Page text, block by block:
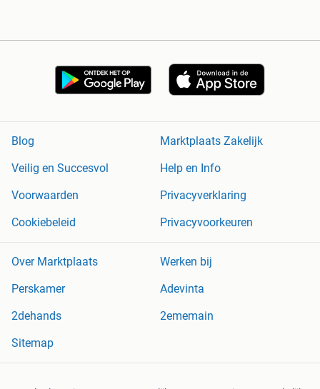
Blog
Marktplaats Zakelijk
Veilig en Succesvol
Help en Info
Voorwaarden
Privacyverklaring
Cookiebeleid
Privacyvoorkeuren
Over Marktplaats
Werken bij
Perskamer
Adevinta
2dehands
2ememain
Sitemap